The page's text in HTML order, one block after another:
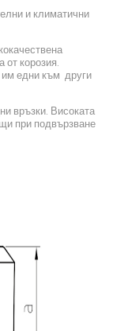
и климатични
от корозия.
им едни към други
връзки. Високата
при подвързване